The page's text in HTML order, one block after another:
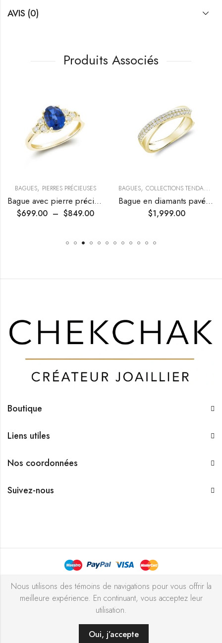
ACHETER MAINTENANT
AVIS (0)
Produits Associés
BAGUES, PIERRES PRÉCIEUSES
Bague avec pierre précieuse créée ovale et diamants
$699.00 – $849.00
BAGUES, COLLECTIONS TENDANCES
Bague en diamants pavés à monture croisée
$1,999.00
Boutique
Liens utiles
Nos coordonnées
Suivez-nous
Bijouterie Chekchak Inc © 2026 Tous droits réservés - Réalisé
avec ♥ par l’agence ZIGZAG
Nous utilisons des témoins de navigations pour vous offrir la
meilleure expérience. En continuant, vous acceptez leur
utilisation.
Oui, j’accepte